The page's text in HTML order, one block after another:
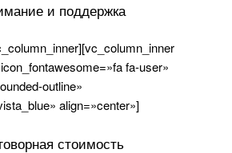
и поддержка
fa-user»
outline»
align=»center»]
стоимость